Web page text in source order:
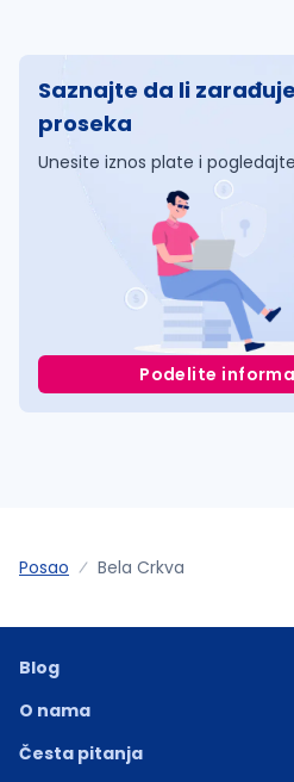
Saznajte da li
proseka
Unesite iznos plate i
Podelite
Posao Bela Crkva
Blog
O nama
Česta pitanja